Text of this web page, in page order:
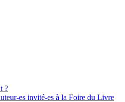
?
es invité-es à la Foire du Livre